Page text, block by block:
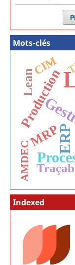
Mots-clés
ERP
Production
MRP
Lean
CIM
AMDEC
Indexed